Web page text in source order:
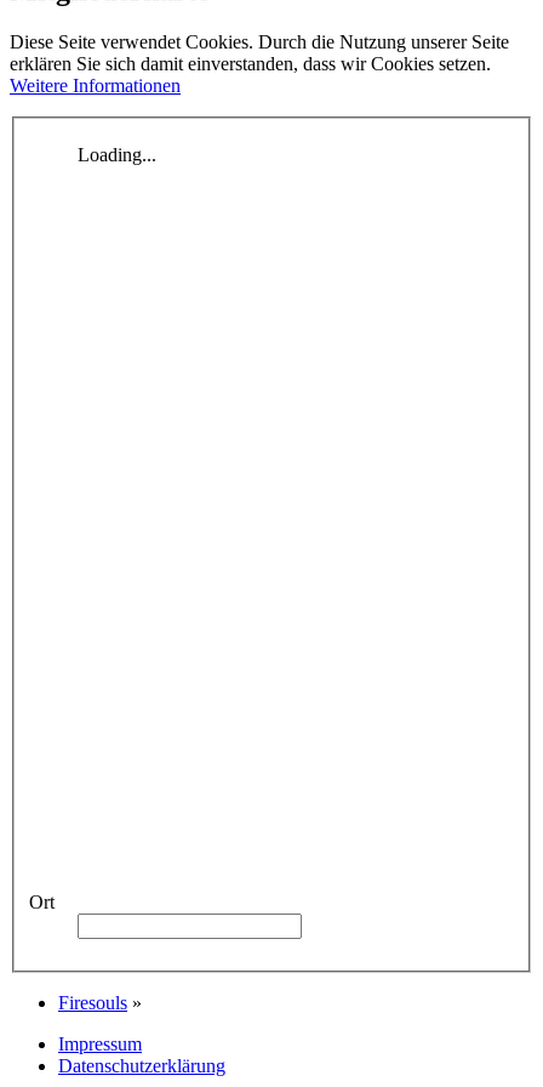
Diese Seite verwendet Cookies. Durch die Nutzung unserer Seite
erklären Sie sich damit einverstanden, dass wir Cookies setzen.
Weitere Informationen
Loading...
Ort
Firesouls »
Impressum
Datenschutzerklärung